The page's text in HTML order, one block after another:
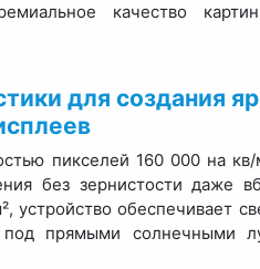
качество
для создания
пикселей 160 000 на
без зернистости даже
обеспечивает
под прямыми солнечными